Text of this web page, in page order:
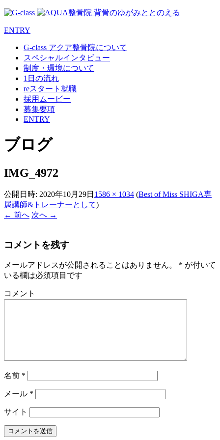
ENTRY
G-class アクア整骨院について
スペシャルインタビュー
制度・環境について
1日の流れ
reスタート就職
採用ムービー
募集要項
ENTRY
ブログ
IMG_4972
公開日時: 2020年10月29日 1586 × 1034 (Best of Miss SHIGA専
属講師&トレーナーとして)
← 前へ 次へ →
コメントを残す
メールアドレスが公開されることはありません。 * が付いて
いる欄は必須項目です
コメント
名前 *
メール *
サイト